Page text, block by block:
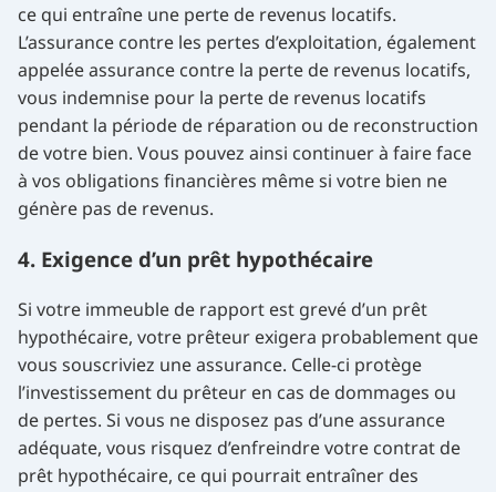
ce qui entraîne une perte de revenus locatifs.
L’assurance contre les pertes d’exploitation, également
appelée assurance contre la perte de revenus locatifs,
vous indemnise pour la perte de revenus locatifs
pendant la période de réparation ou de reconstruction
de votre bien. Vous pouvez ainsi continuer à faire face
à vos obligations financières même si votre bien ne
génère pas de revenus.
4. Exigence d’un prêt hypothécaire
Si votre immeuble de rapport est grevé d’un prêt
hypothécaire, votre prêteur exigera probablement que
vous souscriviez une assurance. Celle-ci protège
l’investissement du prêteur en cas de dommages ou
de pertes. Si vous ne disposez pas d’une assurance
adéquate, vous risquez d’enfreindre votre contrat de
prêt hypothécaire, ce qui pourrait entraîner des